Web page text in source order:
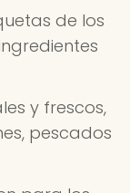
de los
y frescos,
pescados